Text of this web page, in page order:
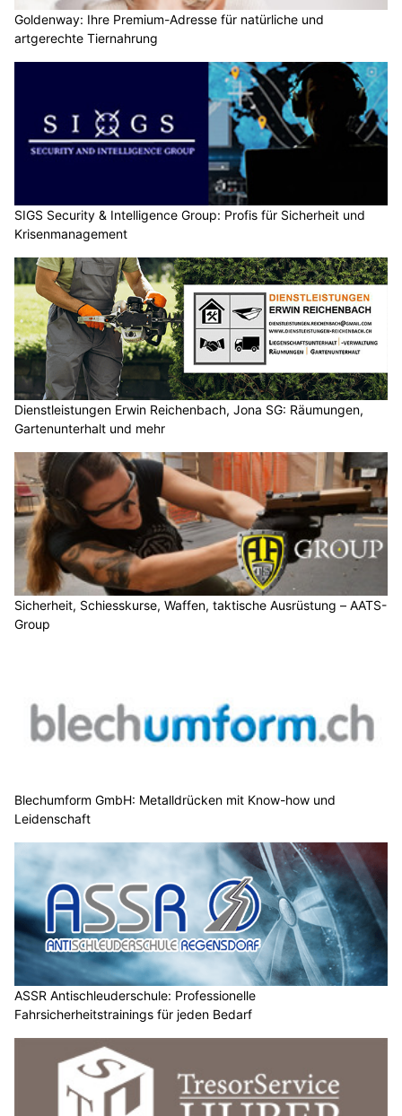
Goldenway: Ihre Premium-Adresse für natürliche und
artgerechte Tiernahrung
SIGS Security & Intelligence Group: Profis für Sicherheit und
Krisenmanagement
Dienstleistungen Erwin Reichenbach, Jona SG: Räumungen,
Gartenunterhalt und mehr
Sicherheit, Schiesskurse, Waffen, taktische Ausrüstung – AATS-
Group
Blechumform GmbH: Metalldrücken mit Know-how und
Leidenschaft
ASSR Antischleuderschule: Professionelle
Fahrsicherheitstrainings für jeden Bedarf